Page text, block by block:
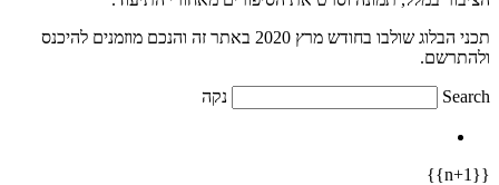
תכני הבלוג שולבו בחודש מרץ 2020 באתר זה והנכם מוזמנים להיכנס
ולהתרשם.
Search נקה
{{n+1}}